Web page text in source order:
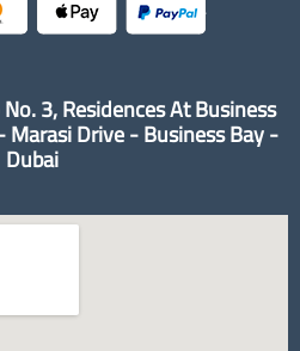
3, Residences At Business
Marasi Drive - Business Bay -
Dubai